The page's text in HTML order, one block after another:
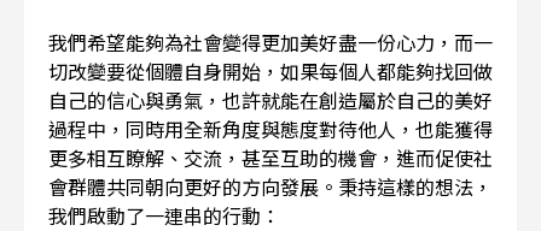
我們希望能夠為社會變得更加美好盡一份心力，而一
切改變要從個體自身開始，如果每個人都能夠找回做
自己的信心與勇氣，也許就能在創造屬於自己的美好
過程中，同時用全新角度與態度對待他人，也能獲得
更多相互瞭解、交流，甚至互助的機會，進而促使社
會群體共同朝向更好的方向發展。秉持這樣的想法，
我們啟動了一連串的行動：